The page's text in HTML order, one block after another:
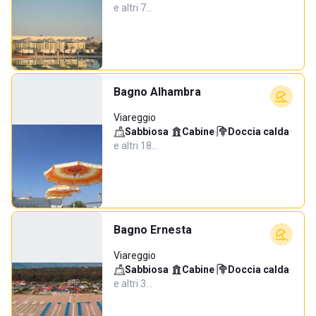
e altri 7…
Bagno Alhambra
Viareggio
Sabbiosa· Cabine· Doccia calda·
e altri 18…
Bagno Ernesta
Viareggio
Sabbiosa· Cabine· Doccia calda·
e altri 3…